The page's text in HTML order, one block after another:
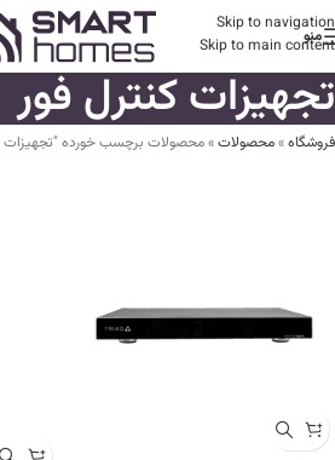
Skip to navigation
Skip to main content
منو
تجهیزات کنترل فور
فروشگاه»محصولات»محصولات برچسب خورده "تجهیزات